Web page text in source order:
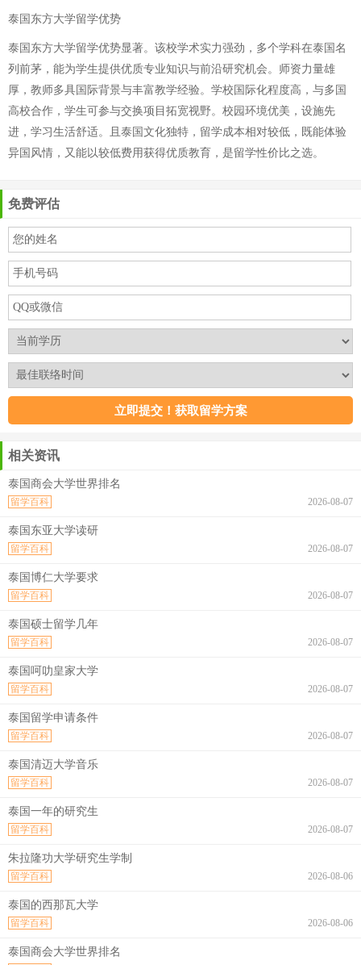
泰国东方大学留学优势
泰国东方大学留学优势显著。该校学术实力强劲，多个学科在泰国名
列前茅，能为学生提供优质专业知识与前沿研究机会。师资力量雄
厚，教师多具国际背景与丰富教学经验。学校国际化程度高，与多国
高校合作，学生可参与交换项目拓宽视野。校园环境优美，设施先
进，学习生活舒适。且泰国文化独特，留学成本相对较低，既能体验
异国风情，又能以较低费用获得优质教育，是留学性价比之选。
免费评估
相关资讯
泰国商会大学世界排名
2026-08-07
留学百科
泰国东亚大学读研
2026-08-07
留学百科
泰国博仁大学要求
2026-08-07
留学百科
泰国硕士留学几年
2026-08-07
留学百科
泰国呵叻皇家大学
2026-08-07
留学百科
泰国留学申请条件
2026-08-07
留学百科
泰国清迈大学音乐
2026-08-07
留学百科
泰国一年的研究生
2026-08-07
留学百科
朱拉隆功大学研究生学制
2026-08-06
留学百科
泰国的西那瓦大学
2026-08-06
留学百科
泰国商会大学世界排名